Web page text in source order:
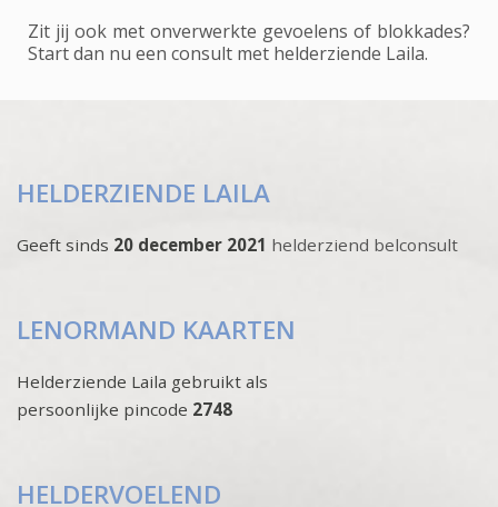
Zit jij ook met onverwerkte gevoelens of blokkades?
Start dan nu een consult met helderziende Laila.
HELDERZIENDE LAILA
Geeft sinds 20 december 2021 helderziend belconsult
LENORMAND KAARTEN
Helderziende Laila gebruikt als
persoonlijke pincode 2748
HELDERVOELEND